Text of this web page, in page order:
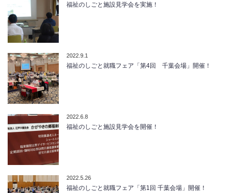
福祉のしごと施設見学会を実施！
2022.9.1
福祉のしごと就職フェア「第4回 千葉会場」開催！
2022.6.8
福祉のしごと施設見学会を開催！
2022.5.26
福祉のしごと就職フェア「第1回 千葉会場」開催！